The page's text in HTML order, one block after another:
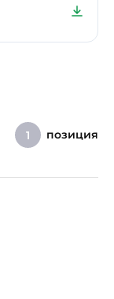
1 позиция